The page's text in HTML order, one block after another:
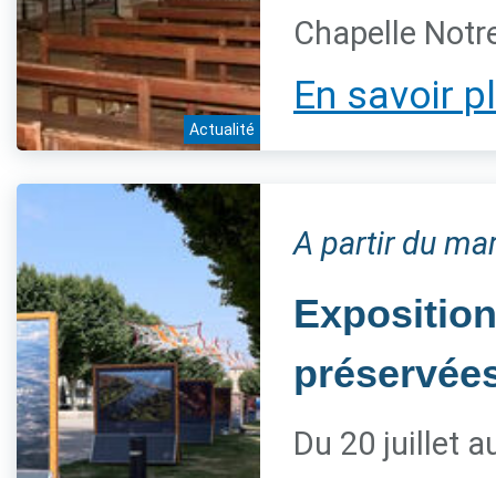
Actualité
Chapelle
En savoir
A partir du
Du 20 juillet